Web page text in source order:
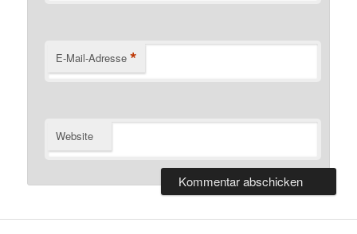
E-Mail-Adresse *
Website